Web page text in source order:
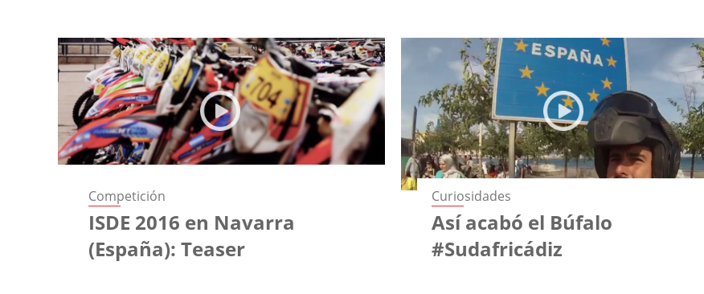
Competición
ISDE 2016 en Navarra
(España): Teaser
Curiosidades
Así acabó el Búfalo
#Sudafricádiz